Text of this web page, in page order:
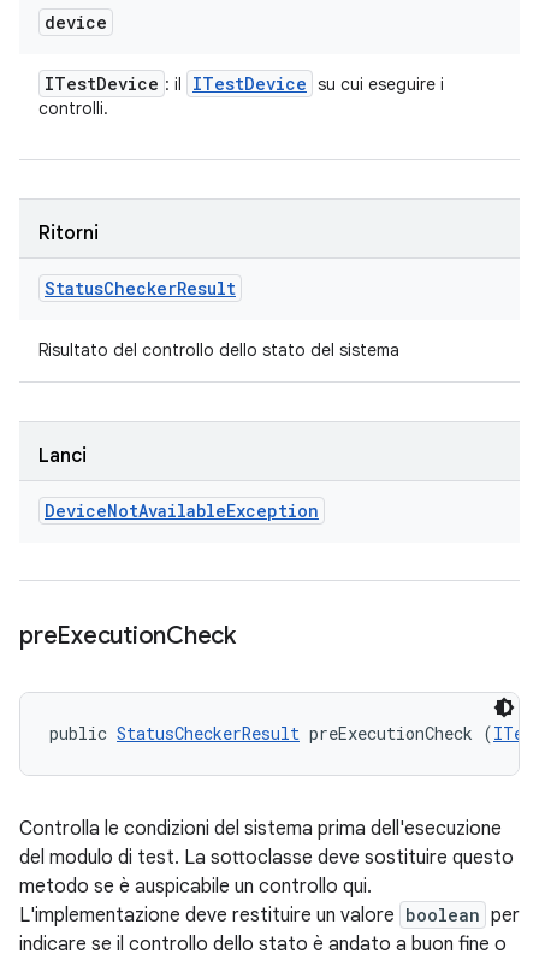
device
ITestDevice : il ITestDevice su cui eseguire i
controlli.
Ritorni
StatusCheckerResult
Risultato del controllo dello stato del sistema
Lanci
DeviceNotAvailableException
preExecutionCheck
public StatusCheckerResult preExecutionCheck (
Controlla le condizioni del sistema prima dell'esecuzione
del modulo di test. La sottoclasse deve sostituire questo
metodo se è auspicabile un controllo qui.
L'implementazione deve restituire un valore boolean per
indicare se il controllo dello stato è andato a buon fine o